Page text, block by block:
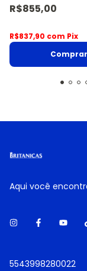
R$855,00
R$837,90 com Pix
Aqui você
5543998280022